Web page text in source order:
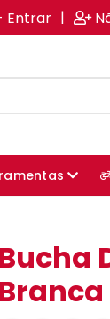
Entrar |
Bucha
Branca